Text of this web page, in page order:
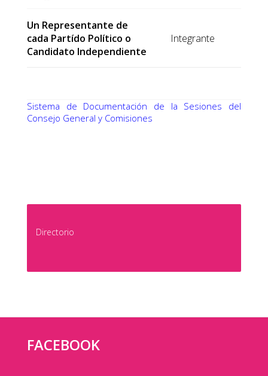
Un Representante de
cada Partído Político o
Candidato Independiente
Integrante
Sistema de Documentación de la Sesiones del
Consejo General y Comisiones
Directorio
FACEBOOK